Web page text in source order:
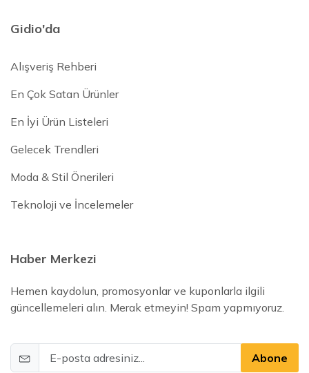
Gidio'da
Alışveriş Rehberi
En Çok Satan Ürünler
En İyi Ürün Listeleri
Gelecek Trendleri
Moda & Stil Önerileri
Teknoloji ve İncelemeler
Haber Merkezi
Hemen kaydolun, promosyonlar ve kuponlarla ilgili
güncellemeleri alın. Merak etmeyin! Spam yapmıyoruz.
Abone